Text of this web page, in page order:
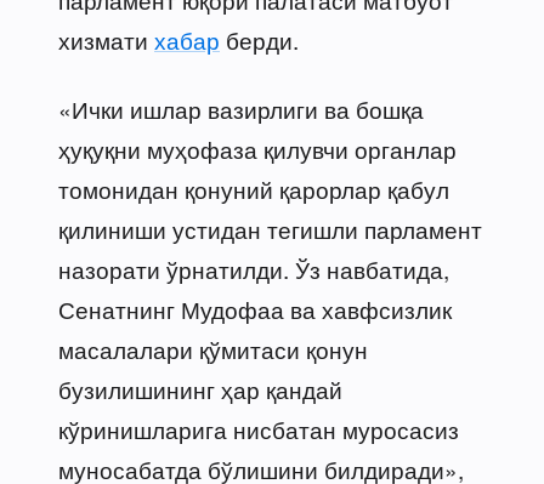
хизмати хабар берди.
«Ички ишлар вазирлиги ва бошқа
ҳуқуқни муҳофаза қилувчи органлар
томонидан қонуний қарорлар қабул
қилиниши устидан тегишли парламент
назорати ўрнатилди. Ўз навбатида,
Сенатнинг Мудофаа ва хавфсизлик
масалалари қўмитаси қонун
бузилишининг ҳар қандай
кўринишларига нисбатан муросасиз
муносабатда бўлишини билдиради»,